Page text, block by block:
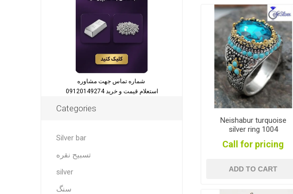
Neishabur turquoise
silver ring 1004
Call for pricing
ADD TO CART
استعلام قیمت و خرید 09120149274
Categories
Silver bar
تسبیح نقره
silver
سنگ